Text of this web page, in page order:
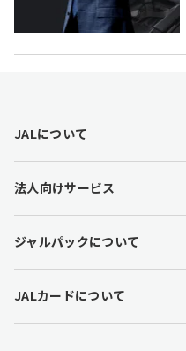
o
e
i
n
s
JALについて
法人向けサービス
ジャルパックについて
JALカードについて